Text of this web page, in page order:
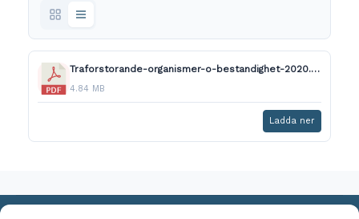
Traforstorande-organismer-o-bestandighet-2020.pdf
4.84 MB
Ladda ner